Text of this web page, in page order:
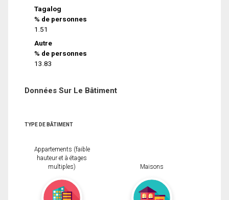
Tagalog
% de personnes
1.51
Autre
% de personnes
13.83
Données Sur Le Bâtiment
TYPE DE BÂTIMENT
Appartements (faible
hauteur et à étages
multiples)
Maisons